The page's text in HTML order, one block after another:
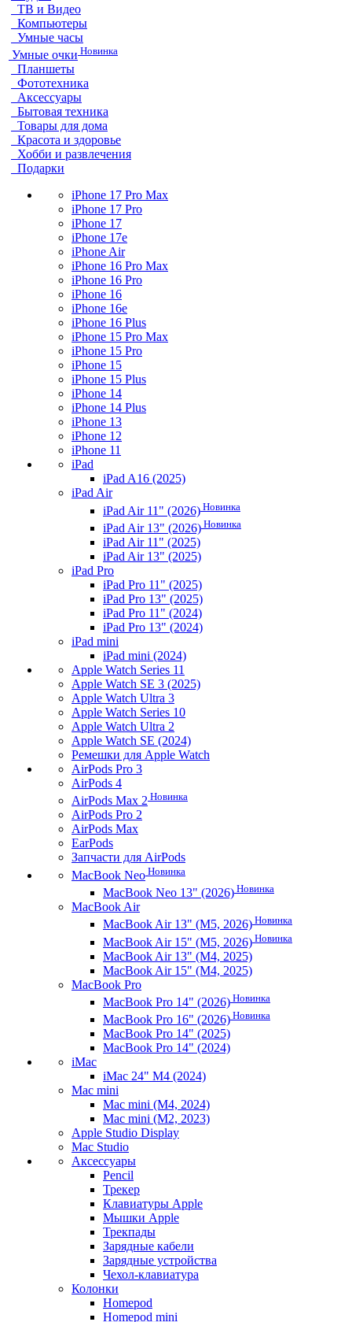
ТВ и Видео
Компьютеры
Умные часы
Умные очки Новинка
Планшеты
Фототехника
Аксессуары
Бытовая техника
Товары для дома
Красота и здоровье
Хобби и развлечения
Подарки
iPhone 17 Pro Max
iPhone 17 Pro
iPhone 17
iPhone 17e
iPhone Air
iPhone 16 Pro Max
iPhone 16 Pro
iPhone 16
iPhone 16e
iPhone 16 Plus
iPhone 15 Pro Max
iPhone 15 Pro
iPhone 15
iPhone 15 Plus
iPhone 14
iPhone 14 Plus
iPhone 13
iPhone 12
iPhone 11
iPad
iPad A16 (2025)
iPad Air
iPad Air 11" (2026) Новинка
iPad Air 13" (2026) Новинка
iPad Air 11" (2025)
iPad Air 13" (2025)
iPad Pro
iPad Pro 11" (2025)
iPad Pro 13" (2025)
iPad Pro 11" (2024)
iPad Pro 13" (2024)
iPad mini
iPad mini (2024)
Apple Watch Series 11
Apple Watch SE 3 (2025)
Apple Watch Ultra 3
Apple Watch Series 10
Apple Watch Ultra 2
Apple Watch SE (2024)
Ремешки для Apple Watch
AirPods Pro 3
AirPods 4
AirPods Max 2 Новинка
AirPods Pro 2
AirPods Max
EarPods
Запчасти для AirPods
MacBook Neo Новинка
MacBook Neo 13" (2026) Новинка
MacBook Air
MacBook Air 13" (M5, 2026) Новинка
MacBook Air 15" (M5, 2026) Новинка
MacBook Air 13" (M4, 2025)
MacBook Air 15" (M4, 2025)
MacBook Pro
MacBook Pro 14" (2026) Новинка
MacBook Pro 16" (2026) Новинка
MacBook Pro 14" (2025)
MacBook Pro 14" (2024)
iMac
iMac 24" M4 (2024)
Mac mini
Mac mini (M4, 2024)
Mac mini (M2, 2023)
Apple Studio Display
Mac Studio
Аксессуары
Pencil
Трекер
Клавиатуры Apple
Мышки Apple
Трекпады
Зарядные кабели
Зарядные устройства
Чехол-клавиатура
Колонки
Homepod
Homepod mini